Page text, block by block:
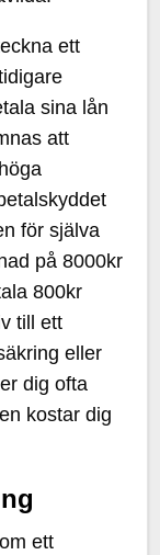
ett
sina lån
att
för själva
på 8000kr
800kr
till ett
eller
dig ofta
kostar dig
ett